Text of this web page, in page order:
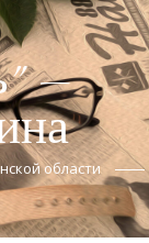
—
области